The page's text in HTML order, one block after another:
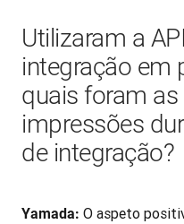
Utilizaram a
integração em
quais foram
impressões
de integração?
Yamada: O aspeto